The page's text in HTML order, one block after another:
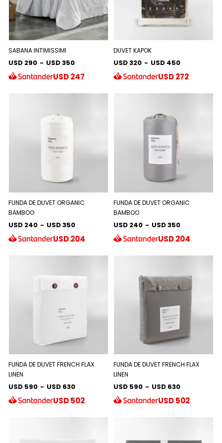
SABANA INTIMISSIMI
USD 290 - USD 350
USD247
DUVET KAPOK
USD 320 - USD 450
USD272
FUNDA DE DUVET ORGANIC
BAMBOO
USD 240 - USD 350
USD204
FUNDA DE DUVET ORGANIC
BAMBOO
USD 240 - USD 350
USD204
FUNDA DE DUVET FRENCH FLAX
LINEN
USD 590 - USD 630
USD502
FUNDA DE DUVET FRENCH FLAX
LINEN
USD 590 - USD 630
USD502